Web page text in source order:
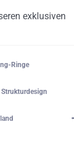
exklusiven
Ringe